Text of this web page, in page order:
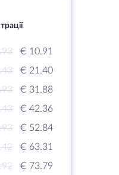
€ 10.91
€ 21.40
€ 31.88
€ 42.36
€ 52.84
€ 63.31
€ 73.79